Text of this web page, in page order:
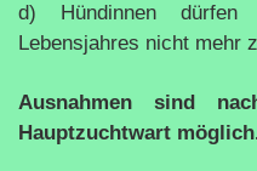
d) Hündinnen
Lebensjahres nicht mehr
Ausnahmen sind
Hauptzuchtwart